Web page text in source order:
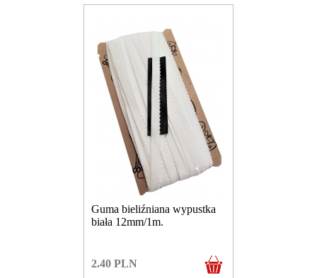
Guma bieliźniana wypustka
biała 12mm/1m.
2.40 PLN